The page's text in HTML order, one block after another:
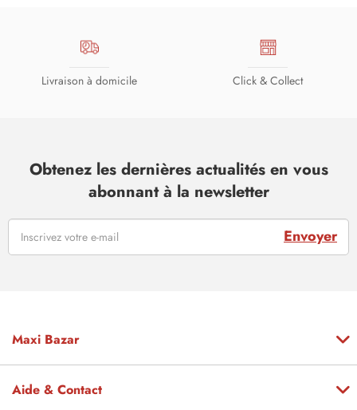
Livraison à domicile Click & Collect
Obtenez les dernières actualités en vous
abonnant à la newsletter
Envoyer
Maxi Bazar
Aide & Contact